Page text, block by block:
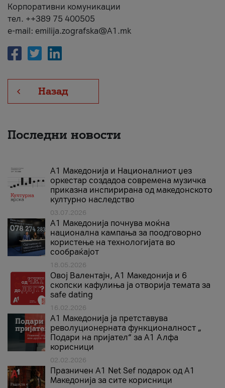
Корпоративни комуникации
тел. ++389 75 400505
e-mail: emilija.zografska@A1.mk
Назад
Последни новости
А1 Македонија и Националниот џез
оркестар создадоа современа музичка
приказна инспирирана од македонското
културно наследство
03.07.2026
A1 Македонија почнува моќна
национална кампања за поодговорно
користење на технологијата во
сообраќајот
18.05.2026
Овој Валентајн, A1 Македонија и 6
скопски кафулиња ја отворија темата за
safe dating
16.02.2026
А1 Македонија ја претставува
револуционерната функционалност „
Подари на пријател“ за А1 Алфа
корисници
02.02.2026
Празничен A1 Net Sеf подарок од А1
Македонија за сите корисници